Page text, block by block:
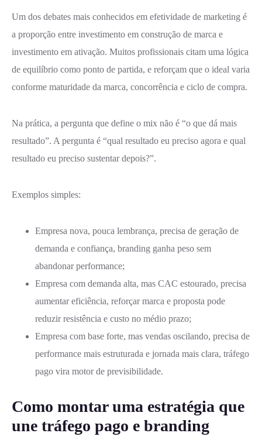
Um dos debates mais conhecidos em efetividade de marketing é
a proporção entre investimento em construção de marca e
investimento em ativação. Muitos profissionais citam uma lógica
de equilíbrio como ponto de partida, e reforçam que o ideal varia
conforme maturidade da marca, concorrência e ciclo de compra.
Na prática, a pergunta que define o mix não é “o que dá mais
resultado”. A pergunta é “qual resultado eu preciso agora e qual
resultado eu preciso sustentar depois?”.
Exemplos simples:
Empresa nova, pouca lembrança, precisa de geração de
demanda e confiança, branding ganha peso sem
abandonar performance;
Empresa com demanda alta, mas CAC estourado, precisa
aumentar eficiência, reforçar marca e proposta pode
reduzir resistência e custo no médio prazo;
Empresa com base forte, mas vendas oscilando, precisa de
performance mais estruturada e jornada mais clara, tráfego
pago vira motor de previsibilidade.
Como montar uma estratégia que
une tráfego pago e branding